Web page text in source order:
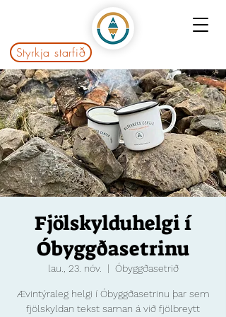
Styrkja starfið
Fjölskylduhelgi í
Óbyggðasetrinu
lau., 23. nóv.
  |
Óbyggðasetrið
Ævintýraleg helgi í Óbyggðasetrinu þar sem
fjölskyldan tekst saman á við fjölbreytt